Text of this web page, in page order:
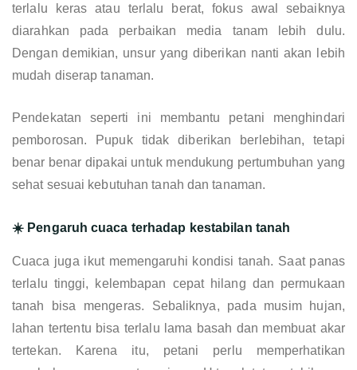
terlalu keras atau terlalu berat, fokus awal sebaiknya
diarahkan pada perbaikan media tanam lebih dulu.
Dengan demikian, unsur yang diberikan nanti akan lebih
mudah diserap tanaman.
Pendekatan seperti ini membantu petani menghindari
pemborosan. Pupuk tidak diberikan berlebihan, tetapi
benar benar dipakai untuk mendukung pertumbuhan yang
sehat sesuai kebutuhan tanah dan tanaman.
☀️ Pengaruh cuaca terhadap kestabilan tanah
Cuaca juga ikut memengaruhi kondisi tanah. Saat panas
terlalu tinggi, kelembapan cepat hilang dan permukaan
tanah bisa mengeras. Sebaliknya, pada musim hujan,
lahan tertentu bisa terlalu lama basah dan membuat akar
tertekan. Karena itu, petani perlu memperhatikan